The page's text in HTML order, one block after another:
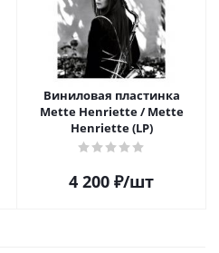
Виниловая пластинка
Mette Henriette / Mette
Henriette (LP)
4 200 ₽/шт